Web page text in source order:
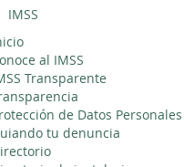
de
Navegación
IMSS
al IMSS
Transparente
de Datos Personales
tu denuncia